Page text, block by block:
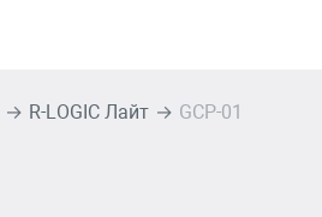
R-LOGIC Лайт GCP-01